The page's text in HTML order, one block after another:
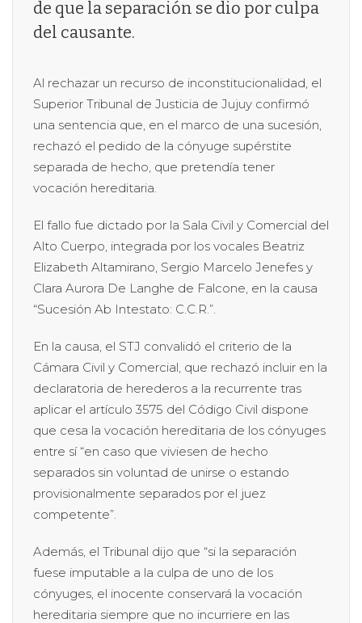
de que la separación se dio por culpa
del causante.
Al rechazar un recurso de inconstitucionalidad, el
Superior Tribunal de Justicia de Jujuy confirmó
una sentencia que, en el marco de una sucesión,
rechazó el pedido de la cónyuge supérstite
separada de hecho, que pretendía tener
vocación hereditaria.
El fallo fue dictado por la Sala Civil y Comercial del
Alto Cuerpo, integrada por los vocales Beatriz
Elizabeth Altamirano, Sergio Marcelo Jenefes y
Clara Aurora De Langhe de Falcone, en la causa
“Sucesión Ab Intestato: C.C.R.”.
En la causa, el STJ convalidó el criterio de la
Cámara Civil y Comercial, que rechazó incluir en la
declaratoria de herederos a la recurrente tras
aplicar el artículo 3575 del Código Civil dispone
que cesa la vocación hereditaria de los cónyuges
entre sí “en caso que viviesen de hecho
separados sin voluntad de unirse o estando
provisionalmente separados por el juez
competente”.
Además, el Tribunal dijo que “si la separación
fuese imputable a la culpa de uno de los
cónyuges, el inocente conservará la vocación
hereditaria siempre que no incurriere en las